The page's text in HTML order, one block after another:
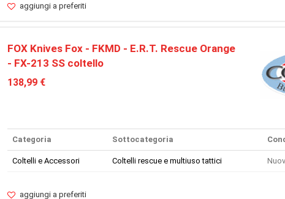
aggiungi a preferiti
FOX Knives Fox - FKMD - E.R.T. Rescue Orange
- FX-213 SS coltello
138,99 €
Categoria Sottocategoria
Coltelli e Accessori Coltelli rescue e multiuso tattici
aggiungi a preferiti